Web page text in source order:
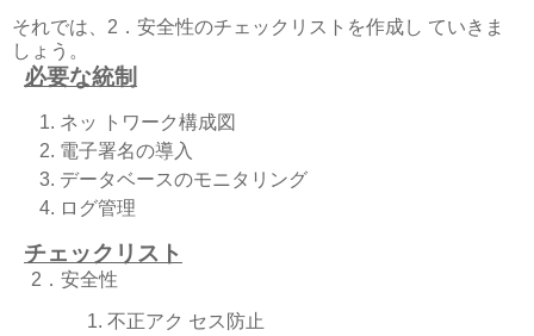
それでは、2．安全性のチェックリストを作成し ていきま
しょう。
必要な統制
ネッ トワーク構成図
電子署名の導入
データベースのモニタリング
ログ管理
チェックリスト
2．安全性
不正アク セス防止